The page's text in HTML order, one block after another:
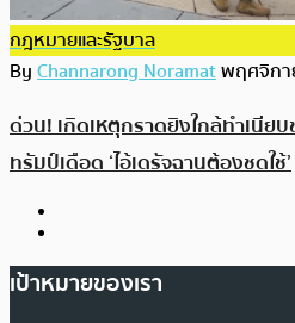
กฎหมายและรัฐบาล
ByChannarong Noramatพฤศจิกา
ด่วน! เกิดเหตุกราดยิงใกล้ทำเนีย
ทรัมป์เดือด ‘ไอ้เดรัจฉานต้องชดใช้’
เป้าหมายของเรา